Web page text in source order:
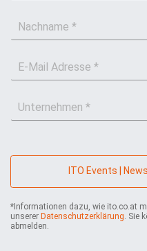
a
*
n
m
e
i
r
e
m
e
ITO Events |
*Informationen dazu, wie ito.co.at
unserer Datenschutzerklärung. Sie
abmelden.